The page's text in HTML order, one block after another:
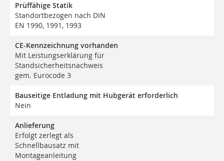
Prüffähige Statik
Standortbezogen nach DIN
EN 1990, 1991, 1993
CE-Kennzeichnung vorhanden
Mit Leistungserklärung für
Standsicherheitsnachweis
gem. Eurocode 3
Bauseitige Entladung mit Hubgerät erforderlich
Nein
Anlieferung
Erfolgt zerlegt als
Schnellbausatz mit
Montageanleitung